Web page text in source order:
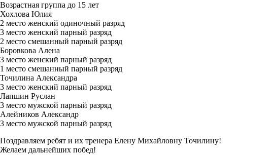
Возрастная группа до 15 лет
Хохлова Юлия
2 место женский одиночный разряд
3 место женский парный разряд
2 место смешанный парный разряд
Боровкова Алена
3 место женский парный разряд
1 место смешанный парный разряд
Точилина Александра
3 место женский парный разряд
Лапшин Руслан
3 место мужской парный разряд
Алейников Александр
3 место мужской парный разряд
Поздравляем ребят и их тренера Елену Михайловну Точилину!
Желаем дальнейших побед!